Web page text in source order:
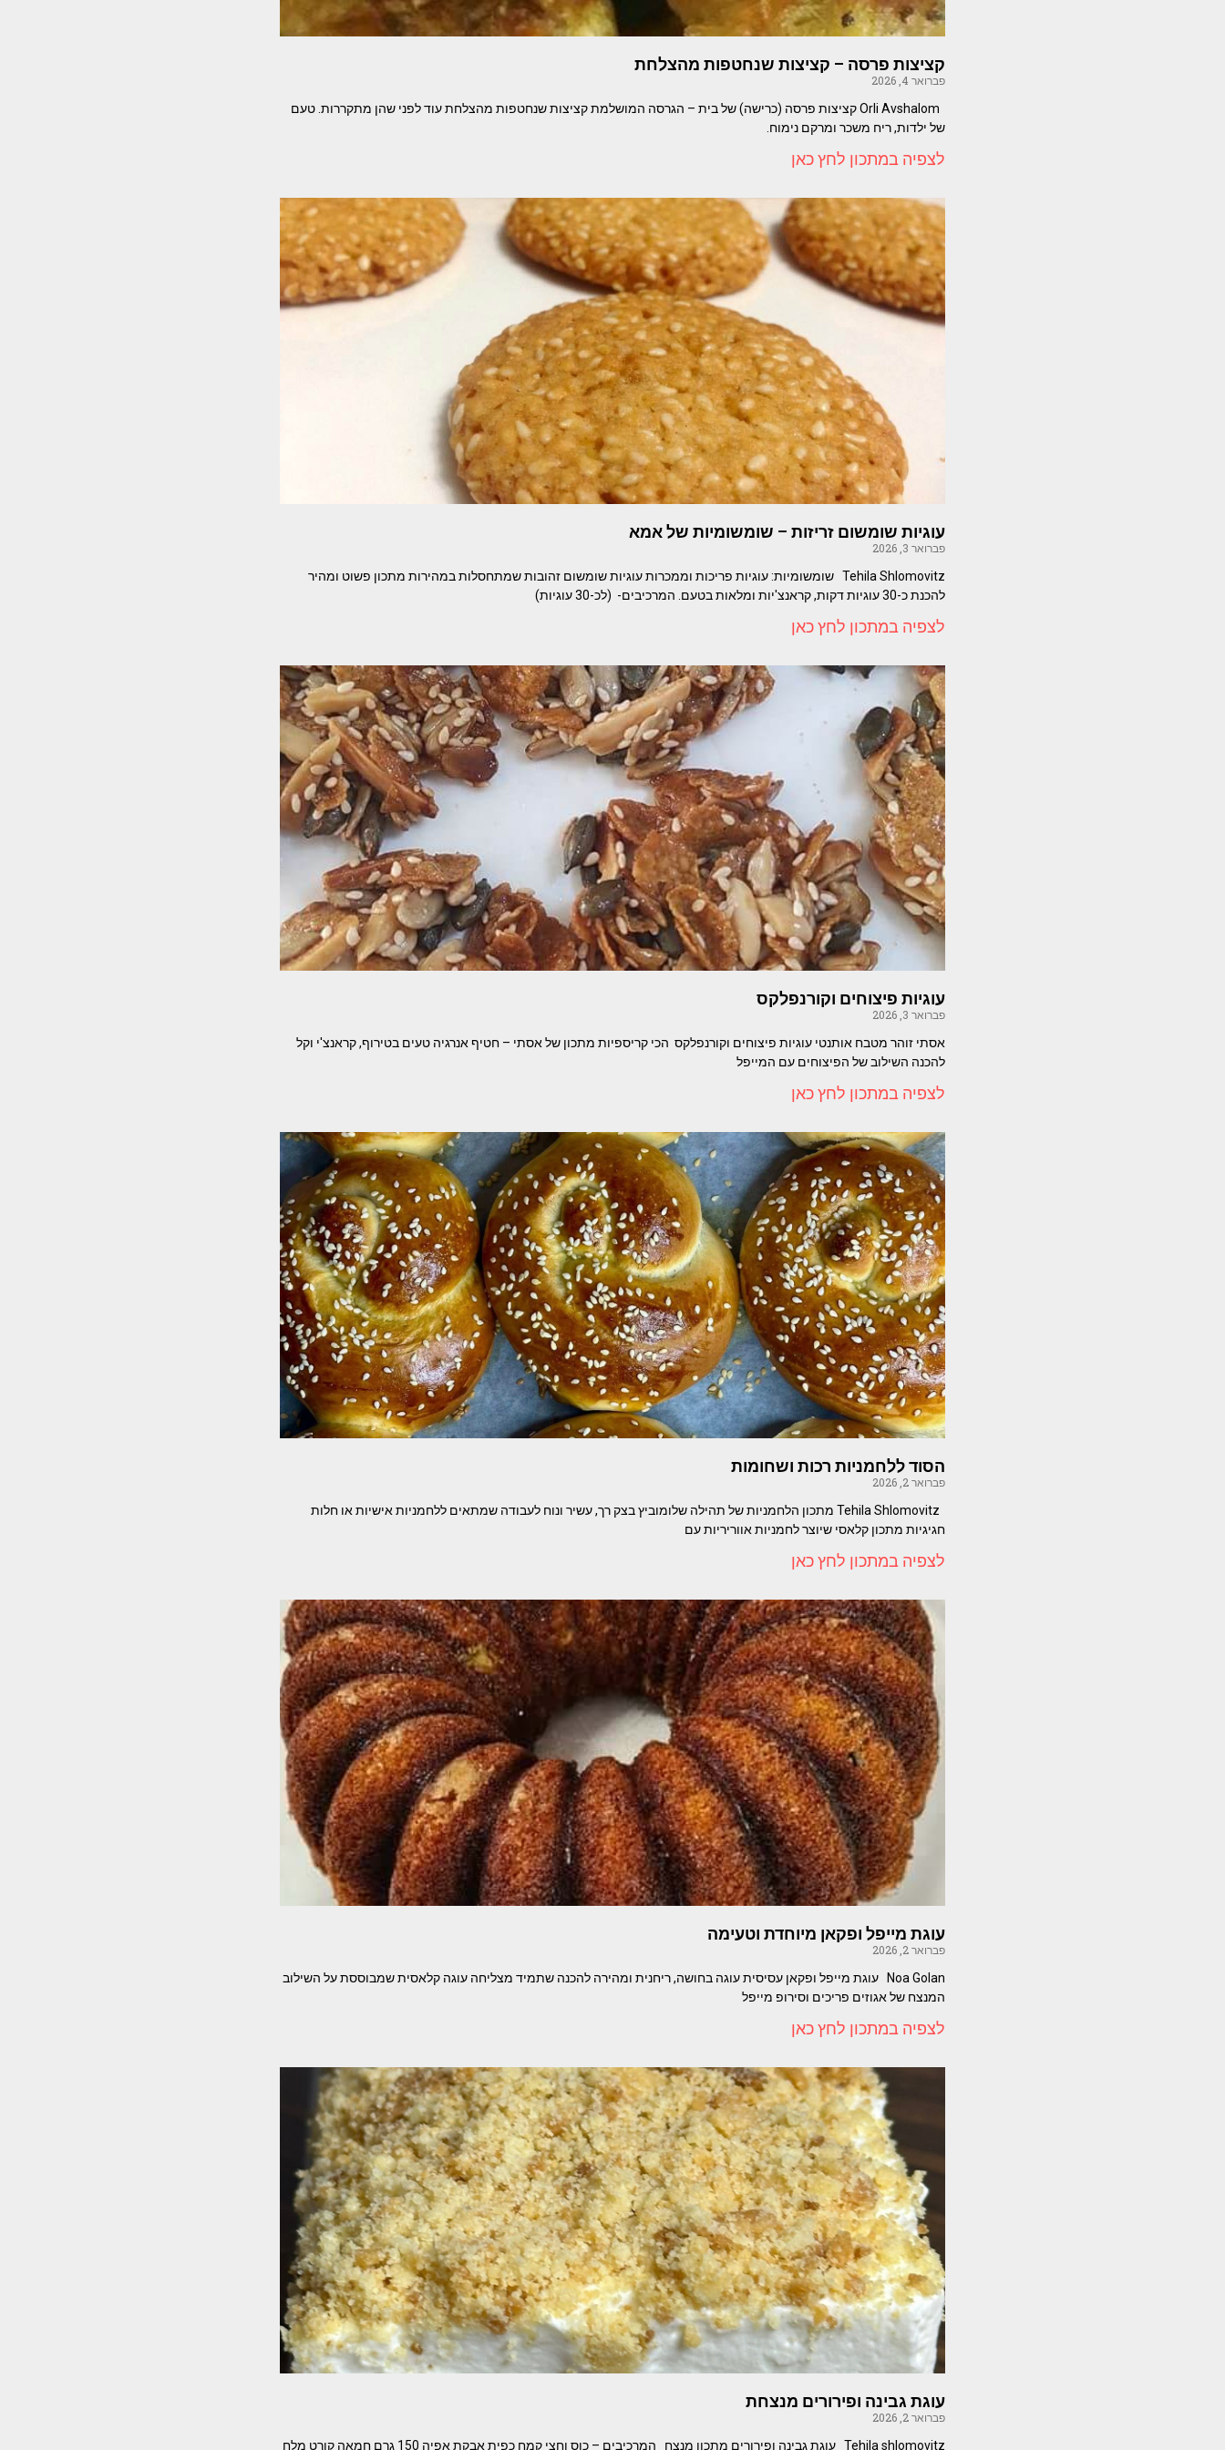
קציצות פרסה – קציצות שנחטפות מהצלחת
פברואר 4, 2026
Orli Avshalom קציצות פרסה (כרישה) של בית – הגרסה המושלמת קציצות שנחטפות מהצלחת עוד לפני שהן מתקררות. טעם
של ילדות, ריח משכר ומרקם נימוח.
לצפיה במתכון לחץ כאן
עוגיות שומשום זריזות – שומשומיות של אמא
פברואר 3, 2026
Tehila Shlomovitz שומשומיות: עוגיות פריכות וממכרות עוגיות שומשום זהובות שמתחסלות במהירות מתכון פשוט ומהיר
להכנת כ-30 עוגיות דקות, קראנצ'יות ומלאות בטעם. המרכיבים- (לכ-30 עוגיות)
לצפיה במתכון לחץ כאן
עוגיות פיצוחים וקורנפלקס
פברואר 3, 2026
אסתי זוהר מטבח אותנטי עוגיות פיצוחים וקורנפלקס הכי קריספיות מתכון של אסתי – חטיף אנרגיה טעים בטירוף, קראנצ'י וקל
להכנה השילוב של הפיצוחים עם המייפל
לצפיה במתכון לחץ כאן
הסוד ללחמניות רכות ושחומות
פברואר 2, 2026
Tehila Shlomovitz מתכון הלחמניות של תהילה שלומוביץ בצק רך, עשיר ונוח לעבודה שמתאים ללחמניות אישיות או חלות
חגיגיות מתכון קלאסי שיוצר לחמניות אווריריות עם
לצפיה במתכון לחץ כאן
עוגת מייפל ופקאן מיוחדת וטעימה
פברואר 2, 2026
Noa Golan עוגת מייפל ופקאן עסיסית עוגה בחושה, ריחנית ומהירה להכנה שתמיד מצליחה עוגה קלאסית שמבוססת על השילוב
המנצח של אגוזים פריכים וסירופ מייפל
לצפיה במתכון לחץ כאן
עוגת גבינה ופירורים מנצחת
פברואר 2, 2026
Tehila shlomovitz עוגת גבינה ופירורים מתכון מנצח המרכיבים – כוס וחצי קמח כפית אבקת אפיה 150 גרם חמאה קורט מלח